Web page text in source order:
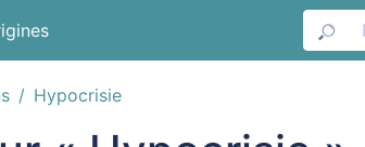
Hypocrisie